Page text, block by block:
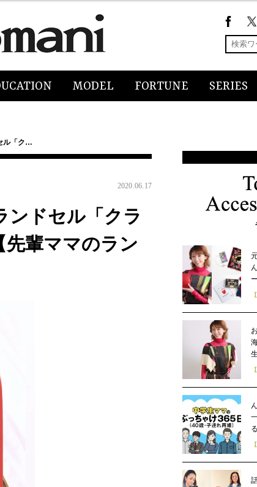
MODEL FORTUNE SERIES
ル「ク…
2020.06.17
ンドセル「クラ
先輩ママのラン